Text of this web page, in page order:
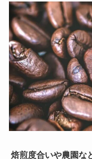
焙煎度合いや農園な